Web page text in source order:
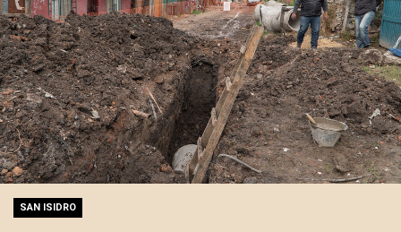
SAN ISIDRO